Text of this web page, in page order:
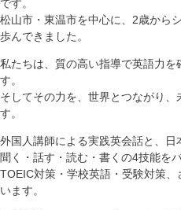
です。
松山市・東温市を中心に、2歳から
歩んできました。
私たちは、質の高い指導で英語力
す。
そしてその力を、世界とつながり
す。
外国人講師による実践英会話と、日
聞く・話す・読む・書くの4技能を
TOEIC対策・学校英語・受験対策
います。